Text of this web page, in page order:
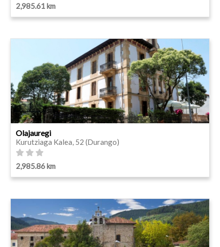
2,985.61 km
Olajauregi
Kurutziaga Kalea, 52 (Durango)
2,985.86 km